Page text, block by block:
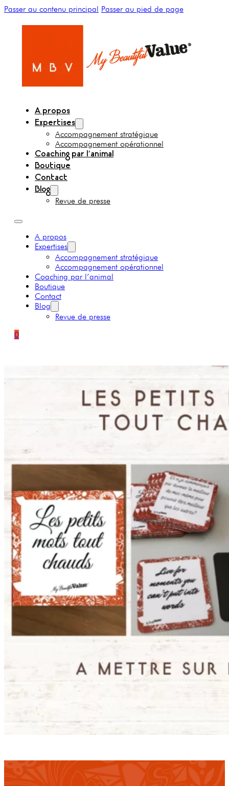
Passer au contenu principal Passer au pied de page
A propos
Expertises
Accompagnement stratégique
Accompagnement opérationnel
Coaching par l’animal
Boutique
Contact
Blog
Revue de presse
A propos
Expertises
Accompagnement stratégique
Accompagnement opérationnel
Coaching par l’animal
Boutique
Contact
Blog
Revue de presse
0